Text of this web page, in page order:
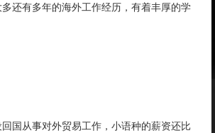
还有多年的海外工作经历，有着丰厚的学
国从事对外贸易工作，小语种的薪资还比